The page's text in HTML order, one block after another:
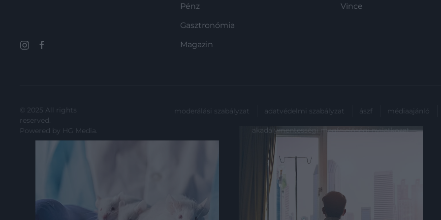
Pénz
Gasztronómia
Magazin
Vince
© 2025 All rights
reserved.
Powered by HG Media.
moderálási szabályzat adatvédelmi szabályzat ászf médiaajánló
akadálymentességi megfelelőségi nyilatkozat